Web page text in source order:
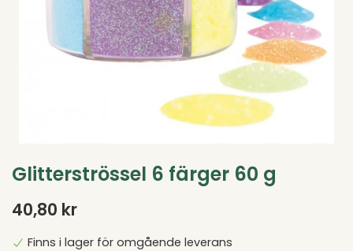
Glitterströssel 6 färger 60 g
40,80 kr
Finns i lager för omgående leverans